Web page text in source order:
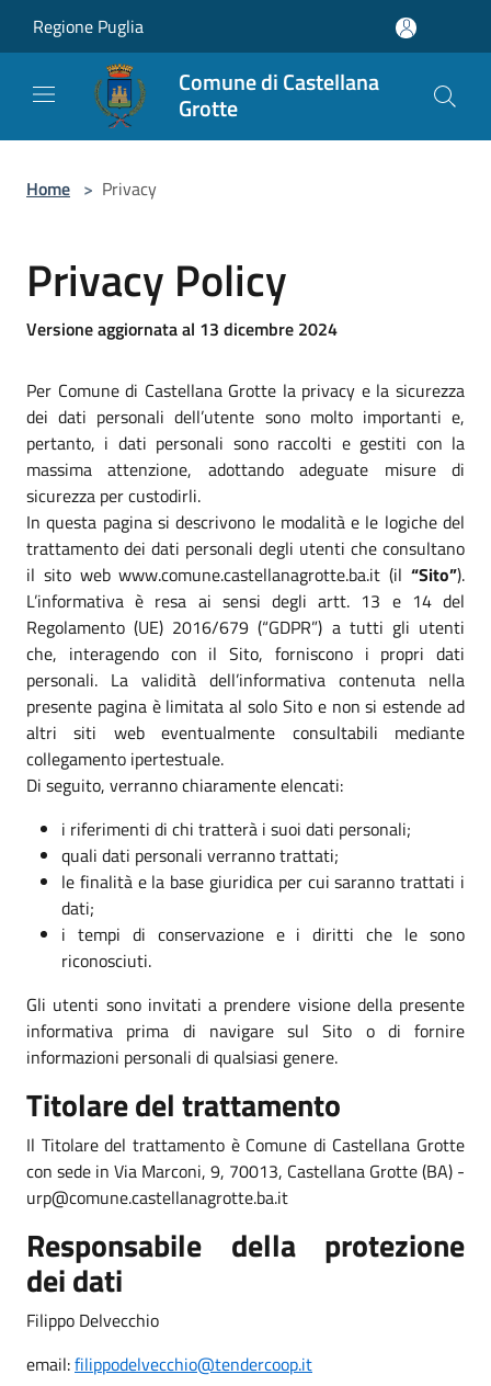
Regione Puglia
Comune di Castellana
Grotte
Home > Privacy
Privacy Policy
Versione aggiornata al 13 dicembre 2024
Per Comune di Castellana Grotte la privacy e la sicurezza
dei dati personali dell’utente sono molto importanti e,
pertanto, i dati personali sono raccolti e gestiti con la
massima attenzione, adottando adeguate misure di
sicurezza per custodirli.
In questa pagina si descrivono le modalità e le logiche del
trattamento dei dati personali degli utenti che consultano
il sito web www.comune.castellanagrotte.ba.it (il “Sito”).
L’informativa è resa ai sensi degli artt. 13 e 14 del
Regolamento (UE) 2016/679 (“GDPR”) a tutti gli utenti
che, interagendo con il Sito, forniscono i propri dati
personali. La validità dell’informativa contenuta nella
presente pagina è limitata al solo Sito e non si estende ad
altri siti web eventualmente consultabili mediante
collegamento ipertestuale.
Di seguito, verranno chiaramente elencati:
i riferimenti di chi tratterà i suoi dati personali;
quali dati personali verranno trattati;
le finalità e la base giuridica per cui saranno trattati i
dati;
i tempi di conservazione e i diritti che le sono
riconosciuti.
Gli utenti sono invitati a prendere visione della presente
informativa prima di navigare sul Sito o di fornire
informazioni personali di qualsiasi genere.
Titolare del trattamento
Il Titolare del trattamento è Comune di Castellana Grotte
con sede in Via Marconi, 9, 70013, Castellana Grotte (BA) -
urp@comune.castellanagrotte.ba.it
Responsabile della protezione
dei dati
Filippo Delvecchio
email:filippodelvecchio@tendercoop.it